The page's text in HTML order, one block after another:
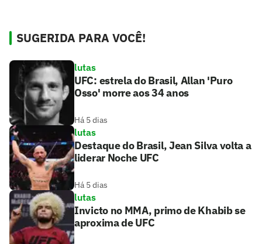
SUGERIDA PARA VOCÊ!
lutas
UFC: estrela do Brasil, Allan 'Puro
Osso' morre aos 34 anos
Há 5 dias
lutas
Destaque do Brasil, Jean Silva volta a
liderar Noche UFC
Há 5 dias
lutas
Invicto no MMA, primo de Khabib se
aproxima de UFC